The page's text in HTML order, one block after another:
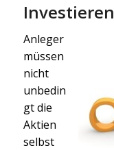
Anleger
müssen
nicht
unbedin
gt die
Aktien
selbst